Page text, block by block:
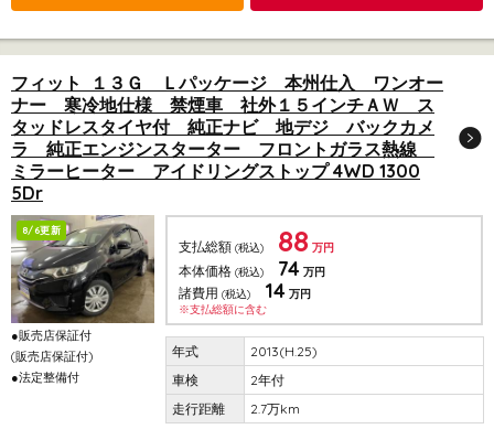
フィット １３Ｇ Ｌパッケージ 本州仕入 ワンオー
ナー 寒冷地仕様 禁煙車 社外１５インチＡＷ ス
タッドレスタイヤ付 純正ナビ 地デジ バックカメ
ラ 純正エンジンスターター フロントガラス熱線
ミラーヒーター アイドリングストップ 4WD 1300
5Dr
8/6更新
●販売店保証付
(販売店保証付)
●法定整備付
支払総額 (税込) 88 万円
本体価格 (税込) 74 万円
諸費用 (税込) 14 万円
※支払総額に含む
2013(H.25)
2年付
2.7万km